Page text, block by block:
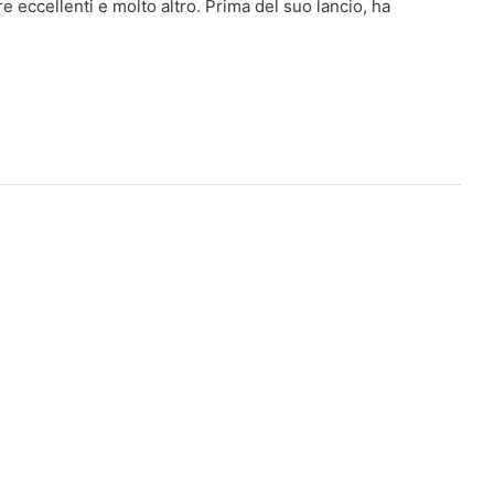
eccellenti e molto altro. Prima del suo lancio, ha